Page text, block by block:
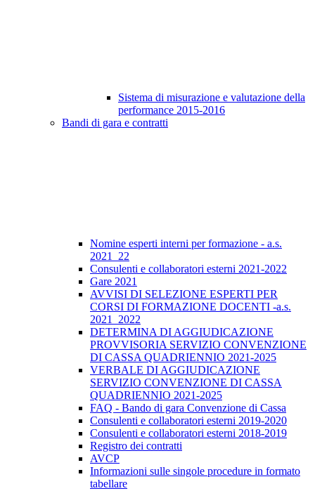
Sistema di misurazione e valutazione della
performance 2015-2016
Bandi di gara e contratti
Nomine esperti interni per formazione - a.s.
2021_22
Consulenti e collaboratori esterni 2021-2022
Gare 2021
AVVISI DI SELEZIONE ESPERTI PER
CORSI DI FORMAZIONE DOCENTI -a.s.
2021_2022
DETERMINA DI AGGIUDICAZIONE
PROVVISORIA SERVIZIO CONVENZIONE
DI CASSA QUADRIENNIO 2021-2025
VERBALE DI AGGIUDICAZIONE
SERVIZIO CONVENZIONE DI CASSA
QUADRIENNIO 2021-2025
FAQ - Bando di gara Convenzione di Cassa
Consulenti e collaboratori esterni 2019-2020
Consulenti e collaboratori esterni 2018-2019
Registro dei contratti
AVCP
Informazioni sulle singole procedure in formato
tabellare